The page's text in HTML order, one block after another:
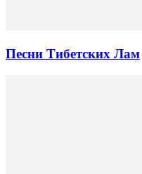
Песни Тибетских Лам